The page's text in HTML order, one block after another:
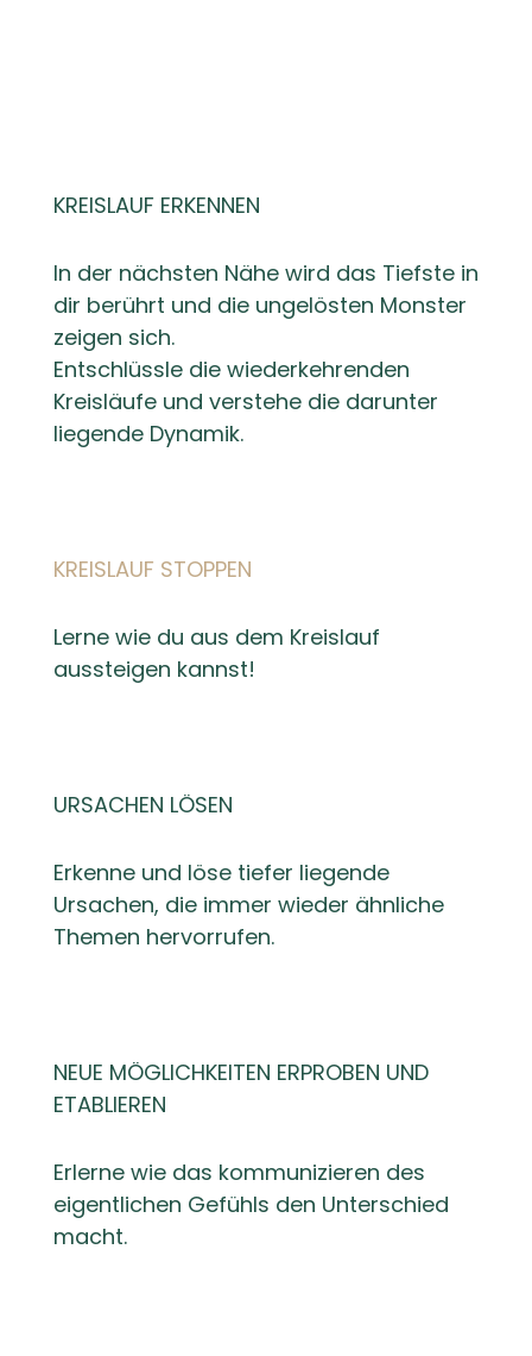
KREISLAUF ERKENNEN
In der nächsten Nähe wird das Tiefste in
dir berührt und die ungelösten Monster
zeigen sich.
Entschlüssle die wiederkehrenden
Kreisläufe und verstehe die darunter
liegende Dynamik.
KREISLAUF STOPPEN
Lerne wie du aus dem Kreislauf
aussteigen kannst!
URSACHEN LÖSEN
Erkenne und löse tiefer liegende
Ursachen, die immer wieder ähnliche
Themen hervorrufen.
NEUE MÖGLICHKEITEN ERPROBEN UND
ETABLIEREN
Erlerne wie das kommunizieren des
eigentlichen Gefühls den Unterschied
macht.